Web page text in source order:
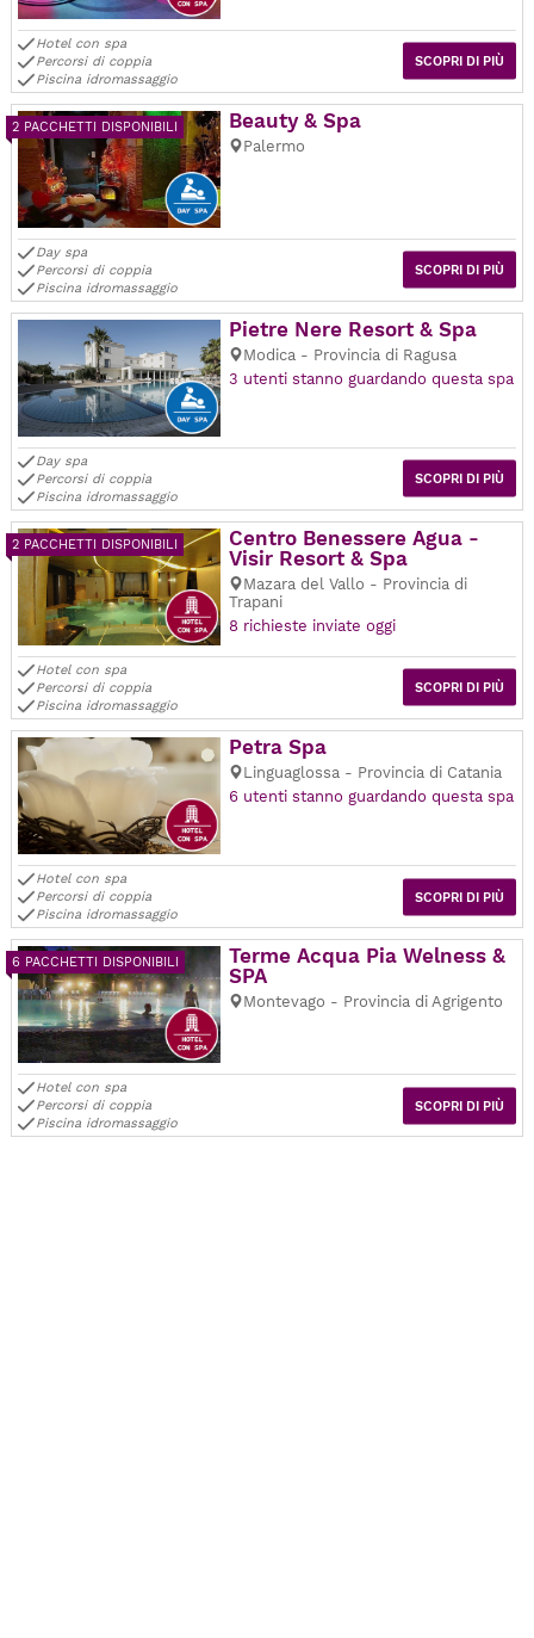
SCOPRI DI PIÙ
Hotel con spa
Percorsi di coppia
Piscina idromassaggio
2 PACCHETTI DISPONIBILI Beauty & Spa
Palermo
SCOPRI DI PIÙ
Day spa
Percorsi di coppia
Piscina idromassaggio
Pietre Nere Resort & Spa
Modica - Provincia di Ragusa
3 utenti stanno guardando questa spa
SCOPRI DI PIÙ
Day spa
Percorsi di coppia
Piscina idromassaggio
2 PACCHETTI DISPONIBILI
Centro Benessere Agua -
Visir Resort & Spa
Mazara del Vallo - Provincia di
Trapani
8 richieste inviate oggi
SCOPRI DI PIÙ
Hotel con spa
Percorsi di coppia
Piscina idromassaggio
Petra Spa
Linguaglossa - Provincia di Catania
6 utenti stanno guardando questa spa
SCOPRI DI PIÙ
Hotel con spa
Percorsi di coppia
Piscina idromassaggio
6 PACCHETTI DISPONIBILI
Terme Acqua Pia Welness &
SPA
Montevago - Provincia di Agrigento
SCOPRI DI PIÙ
Hotel con spa
Percorsi di coppia
Piscina idromassaggio